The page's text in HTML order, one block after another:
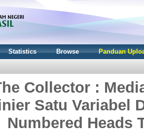
Statistics Browse Panduan
Collector :
Satu Variabel
Numbered Heads